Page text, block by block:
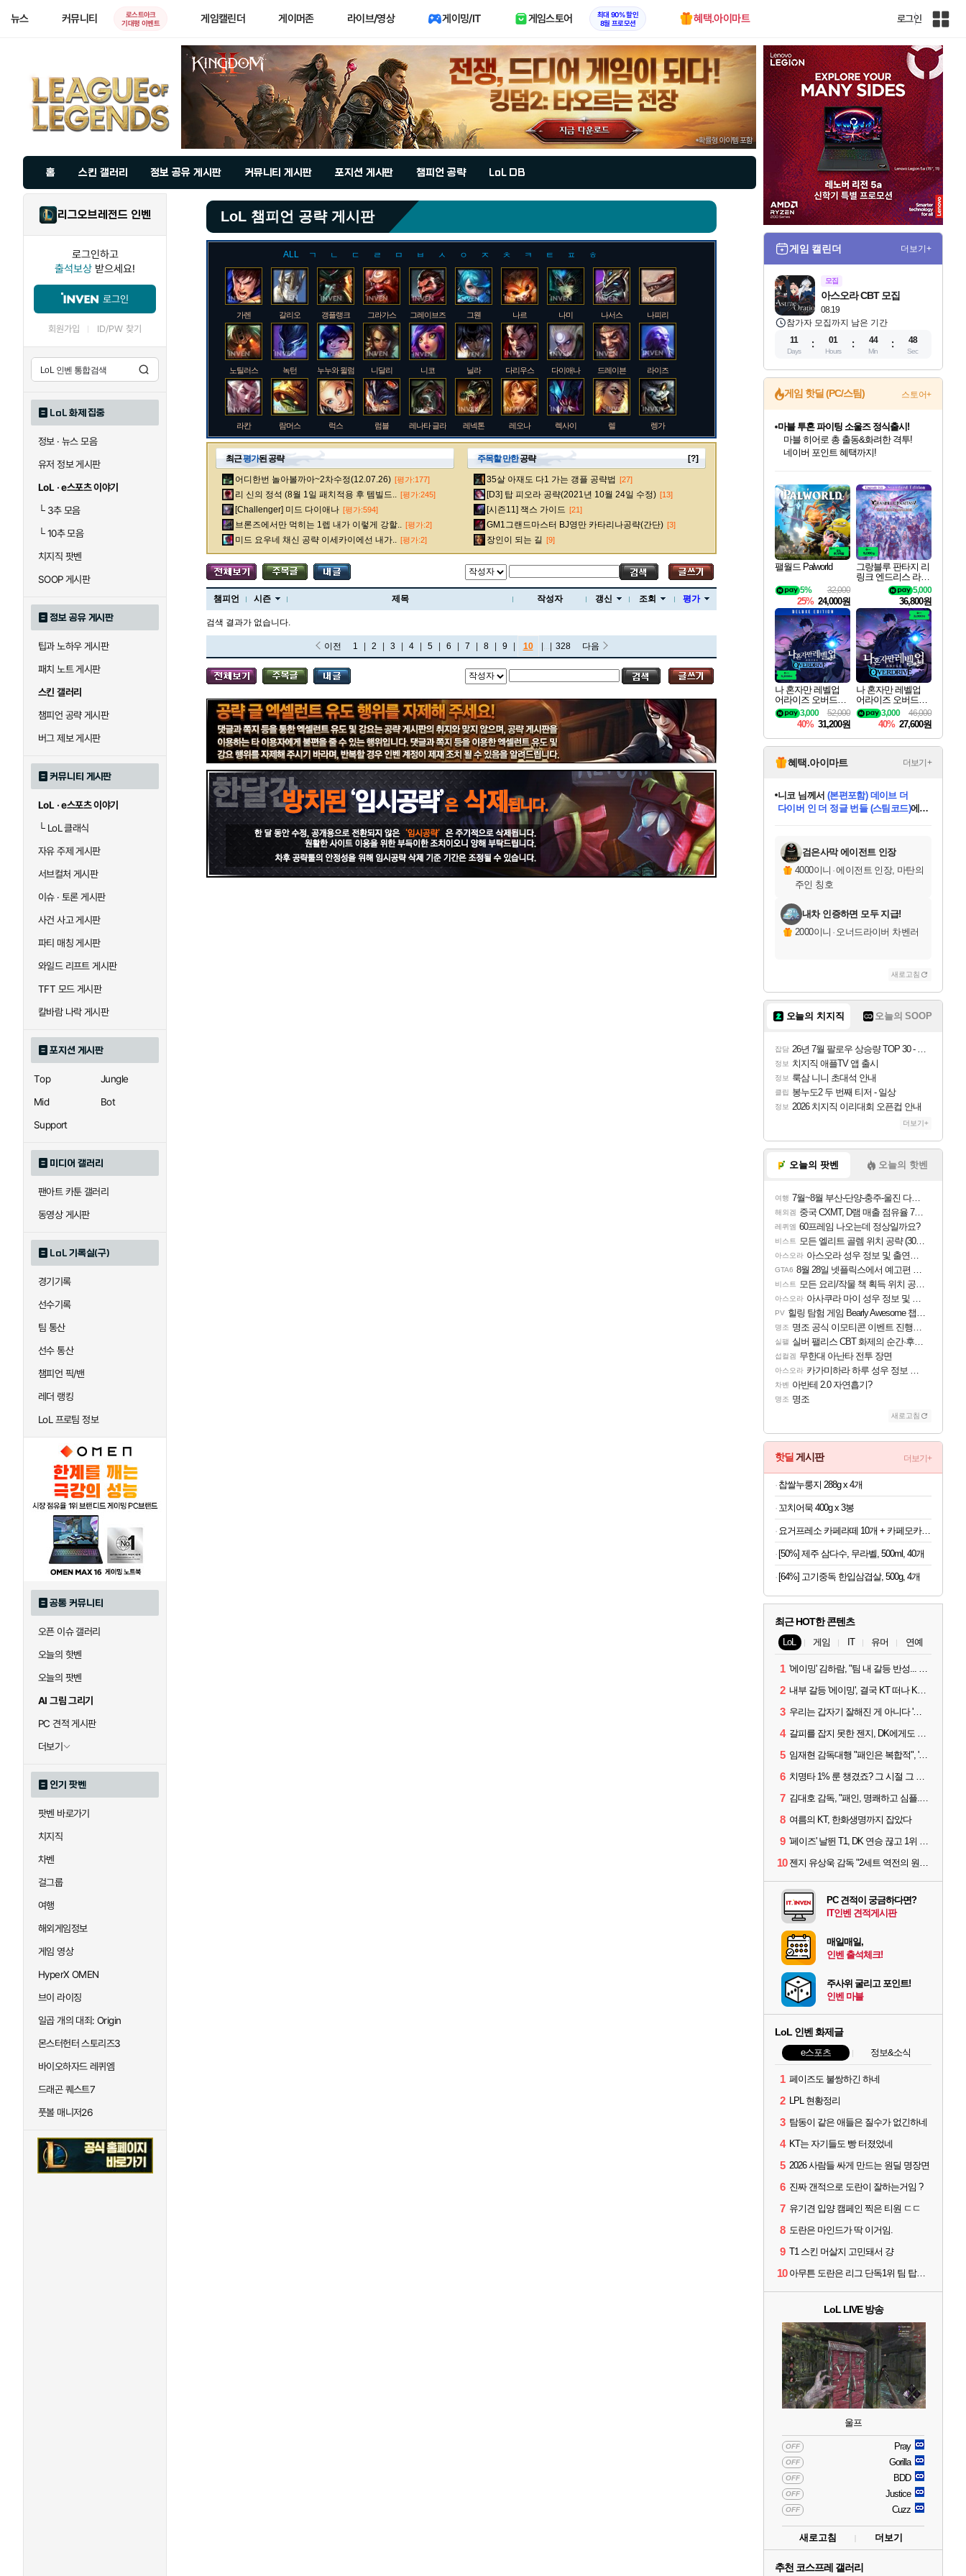
뉴스 커뮤니티
로스트아크
기대평 이벤트
게임캘린더 게이머존 라이브/영상 게이밍/IT 게임스토어
최대 90% 할인
8월 프로모션
혜택.아이마트 로그인
인
전
체
사
이
트
맵
홈 스킨 갤러리 정보 공유 게시판 커뮤니티 게시판 포지션 게시판 챔피언 공략 LoL DB
리그오브레전드 인벤
로그인하고
출석보상 받으세요!
로그인
회원가입 ID/PW 찾기
LoL 화제 집중
정보 · 뉴스 모음
유저 정보 게시판
LoL · e스포츠 이야기
└3추 모음
└10추 모음
치지직 팟벤
SOOP 게시판
정보 공유 게시판
팁과 노하우 게시판
패치 노트 게시판
스킨 갤러리
챔피언 공략 게시판
버그 제보 게시판
커뮤니티 게시판
LoL · e스포츠 이야기
└LoL 클래식
자유 주제 게시판
서브컬처 게시판
이슈 · 토론 게시판
사건 사고 게시판
파티 매칭 게시판
와일드 리프트 게시판
TFT 모드 게시판
칼바람 나락 게시판
포지션 게시판
Top
Jungle
Mid
Bot
Support
미디어 갤러리
팬아트 카툰 갤러리
동영상 게시판
LoL 기록실(구)
경기기록
선수기록
팀 통산
선수 통산
챔피언 픽/밴
레더 랭킹
LoL 프로팀 정보
공통 커뮤니티
오픈 이슈 갤러리
오늘의 핫벤
오늘의 팟벤
AI 그림 그리기
PC 견적 게시판
더보기
인기 팟벤
팟벤 바로가기
치지직
차벤
걸그룹
여행
해외게임정보
게임 영상
HyperX OMEN
브이 라이징
일곱 개의 대죄: Origin
몬스터헌터 스토리즈3
바이오하자드 레퀴엠
드래곤 퀘스트7
풋볼 매니저26
LoL 챔피언 공략 게시판
ALL ㄱ ㄴ ㄷ ㄹ ㅁ ㅂ ㅅ ㅇ ㅈ ㅊ ㅋ ㅌ ㅍ ㅎ
가렌 갈리오 갱플랭크 그라가스 그레이브즈 그웬 나르 나미 나서스 나피리
노틸러스 녹턴 누누와 윌럼프 니달리 니코 닐라 다리우스 다이애나 드레이븐 라이즈
라칸 람머스 럭스 럼블 레나타 글라스크 레넥톤 레오나 렉사이 렐 렝가
로크 루시안 룰루 르블랑 리 신 리븐 리산드라 릴리아 마스터 이
말자하 말파이트 멜 모데카이저 모르가나 문도 박사 미스 포츈
바이 베이가 베인 벡스 벨베스 벨코즈 볼리베어 브라움 브라이어 브랜드
비에고 빅토르 뽀삐 사미라 사이온 사일러스 샤코
세라핀 세주아니 세트 소나 소라카 쉔 쉬바나 스몰더 스웨인 스카너
시비르 신 짜오 신드라 신지드 쓰레쉬 아리 아무무 아우렐리온 솔 아이번 아지르
아칼리 아크샨 아트록스 아펠리오스 알리스타 암베사 애니 애니비아 애쉬 야스오
에코 엘리스 오공 오로라 오른 오리아나 올라프 요네 요릭 우디르
최근평가된 공략
어디한번 놀아볼까아~2차수정(12.07.26) [평가:177]
리 신의 정석 (8월 1일 패치적용 후 템빌드.. [평가:245]
[Challenger] 미드 다이애나 [평가:594]
브론즈에서만 먹히는 1렙 내가 이렇게 강할.. [평가:2]
미드 요우네 채신 공략 이세카이에선 내가.. [평가:2]
주목할 만한공략 [?]
35살 아재도 다1 가는 갱플 공략법 [27]
[D3] 탑 피오라 공략(2021년 10월 24일 수정) [13]
[시즌11] 잭스 가이드 [21]
GM1그랜드마스터 BJ영만 카타리나공략(간단) [3]
장인이 되는 길 [9]
챔피언 시즌 제목 작성자 갱신 조회 평가
검색 결과가 없습니다.
이전 1 2 3 4 5 6 7 8 9 10 ... 328 다음
게임 캘린더 더보기+
모집
08.19
아스오라 CBT 모집
참가자 모집까지 남은 기간
11
Days
01
Hours
44
Min
47
Sec
게임 핫딜 (PC/스팀) 스토어+
최대 90% 할인가를 만나보세요!
네이버혜택과 함께 만나보세요!
50%할인&추가 적립까지!
마블 투혼 파이팅 소울즈 정식출시!
마블 히어로 총 출동&화려한 격투!
네이버 포인트 혜택까지!
이니&베니 혜택까지!
네이버 혜택가와 함께 예약하세요!
할인&네이버혜택으로 만나보세요!
네이버페이 혜택과 만나보세요!
40주년 프로모션으로 만나보세요!
할인가에 만나보세요!
일부 에디션 상시 할인!
혜택으로 예약 판매 중
편안하게 충전하세요
팰월드 Palworld
32,000
5%
25% 24,000원
그랑블루 판타지 리
링크 엔드리스 라그
나로크 업그레이드
킷 Granblue Fantasy
Relink Endless Ragn
arok Upgrade Kit DL
C
5,000
36,800원
나 혼자만 레벨업
어라이즈 오버드라
이브 디럭스 에디션
Solo Leveling Arise
Overdrive Deluxe Edi
tion
52,000
3,000
40% 31,200원
나 혼자만 레벨업
어라이즈 오버드라
이브 Solo Leveling A
rise
46,000
3,000
40% 27,600원
혜택.아이마트 더보기+
교환.
당첨되셨습니다.
니코님께서 (본편포함) 데이브 더
다이버 인 더 정글 번들 (스팀코드)에
당첨되셨습니다.
당첨되셨습니다.
당첨되셨습니다.
당첨되셨습니다.
당첨되셨습니다.
에디션 (스팀코드)를 교환.
당첨되셨습니다.
검은사막 에이전트 인장
4000이니 ·에이전트 인장, 마탄의
주인 칭호
내차 인증하면 모두 지급!
2000이니 · 오너드라이버 차벤러
새로고침
오늘의 치지직 오늘의 SOOP
잡담 26년 7월 팔로우 상승량 TOP 30 - 월간 치지직
정보 치지직 애플TV 앱 출시
정보 룩삼 니니 초대석 안내
클립 봉누도2 두 번째 티저 - 일상
정보 2026 치지직 이리대회 오픈컵 안내
더보기+
오늘의 팟벤 오늘의 핫벤
여행 7월~8월 부산-단양-충주-울진 다녀왔어요~
해외겜 중국 CXMT, D램 매출 점유율 7%…글로벌 4위로 부상
레퀴엠 60프레임 나오는데 정상일까요?
비스트 모든 엘리트 골렘 위치 공략 (30개) - 방랑 결투가
아스오라 아스오라 성우 정보 및 출연작 모음
GTA6 8월 28일 넷플릭스에서 예고편 공개 예정
비스트 모든 요리/작물 책 획득 위치 공략 (36개) - 미식가 도전과제
아스오라 아사쿠라 마이 성우 정보 및 주요 필모
PV 힐링 탐험 게임 Bearly Awesome 챕터 1 트레일러
명조 명조 공식 이모티콘 이벤트 진행해봤습니다! 참여부터 추첨까지????
실팰 실버 팰리스 CBT 화제의 순간·후기 모음
섭컬겜 무한대 아난타 전투 장면
아스오라 카가미하라 하루 성우 정보 및 주요 필모
차벤 아반테 2.0 자연흡기?
명조 명조
새로고침
핫딜 게시판 더보기+
찹쌀누룽지 288g x 4개
꼬치어묵 400g x 3봉
요거프레소 카페라떼 10개 + 카페모카 10개
[50%] 제주 삼다수, 무라벨, 500ml, 40개
[64%] 고기중독 한입삼겹살, 500g, 4개
최근 HOT한 콘텐츠
LoL 게임 IT 유머 연예
1 '에이밍' 김하람, "팀 내 갈등 반성... 끝까지 뛰고 싶었다"
2 내부 갈등 '에이밍', 결국 KT 떠나 KRX로...'지우'와 트레이드
3 우리는 갑자기 잘해진 게 아니다 '씨맥' 김대호 감독의 자신감
4 갈피를 잡지 못한 젠지, DK에게도 0:2 패배
5 임재현 감독대행 "패인은 복합적", '도란' "팀에 과부하 왔다"
6 치명타 1% 룬 챙겼죠? 그 시절 그 감성 '롤 클래식' 30일 출시
7 김대호 감독, "패인, 명쾌하고 심플...다시 힘낼 수 있어"
8 여름의 KT, 한화생명까지 잡았다
9 '페이즈' 날뛴 T1, DK 연승 끊고 1위 지켜
10 젠지 유상욱 감독 "2세트 역전의 원인...너무 급했다"
PC 견적이 궁금하다면?
IT인벤 견적게시판
매일매일,
인벤 출석체크!
주사위 굴리고 포인트!
인벤 마블
LoL 인벤 화제글
e스포츠 정보&소식
1 페이즈도 불쌍하긴 하네
2 LPL 현황정리
3 탐동이 같은 애들은 질수가 없긴하네
4 KT는 자기들도 빵 터졌었네
5 2026 사람들 싸게 만드는 원딜 명장면
6 진짜 갠적으로 도란이 잘하는거임 ?
7 유기견 입양 캠페인 찍은 티원 ㄷㄷ
8 도란은 마인드가 딱 이거임.
9 T1 스킨 머살지 고민돼서 걍
10 아무튼 도란은 리그 단독1위 팀 탑솔러라는거임
LoL LIVE 방송
울프
OFF Pray
OFF Gorilla
OFF BDD
OFF Justice
OFF Cuzz
새로고침 더보기
추천 코스프레 갤러리